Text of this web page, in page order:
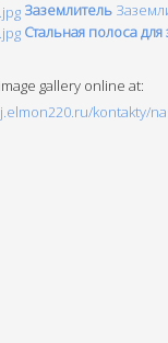
Заземлитель
Стальная полоса
gallery online at:
kontakty/